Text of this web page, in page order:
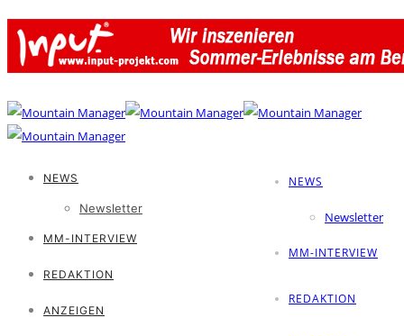
NEWS
Newsletter
MM-INTERVIEW
REDAKTION
NEWS
Newsletter
MM-INTERVIEW
REDAKTION
ANZEIGEN